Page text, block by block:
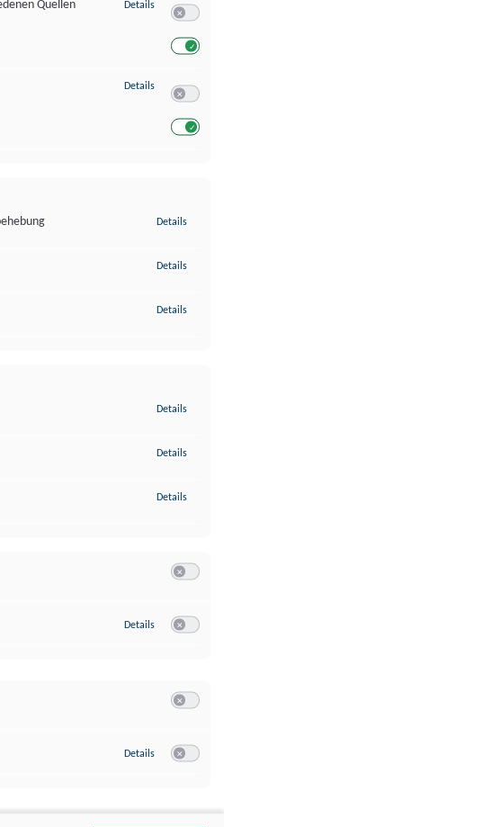
Quellen
Details
Details zu Entwicklung und Verbesserung der Angebote
Details
Details
Details
Details
Details
Details
Details zu Google Analytics
Details zu YouTube